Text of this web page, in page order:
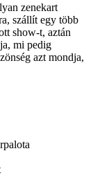
zenekart
szállít egy több
show-t, aztán
mi pedig
azt mondja,